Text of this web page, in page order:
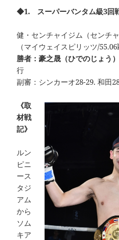
◆1. スーパーバンタム級3回
健・センチャイジム（センチ
（マイウェイスピリッツ/
勝者：豪之晟（ひでのじょう）
行
副審：シンカーオ28-29. 和田
《取
材戦
記》
ルン
ピニ
ース
タジ
アム
から
ソム
キア